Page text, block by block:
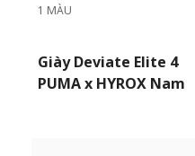
1 MÀU
Giày Deviate Elite 4
PUMA x HYROX Nam